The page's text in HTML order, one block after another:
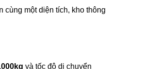
cùng một diện tích, kho thông
và tốc độ di chuyển